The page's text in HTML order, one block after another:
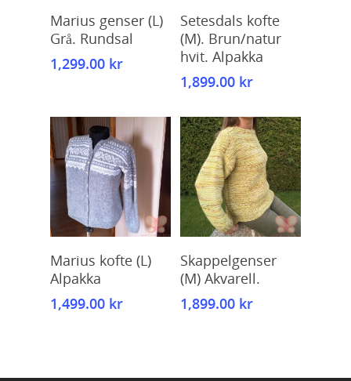
Marius genser (L)
Grå. Rundsal
1,299.00 kr
Kjøp
Setesdals kofte
(M). Brun/natur
hvit. Alpakka
1,899.00 kr
Kjøp
Marius kofte (L)
Alpakka
1,499.00 kr
Skappelgenser
(M) Akvarell.
1,899.00 kr